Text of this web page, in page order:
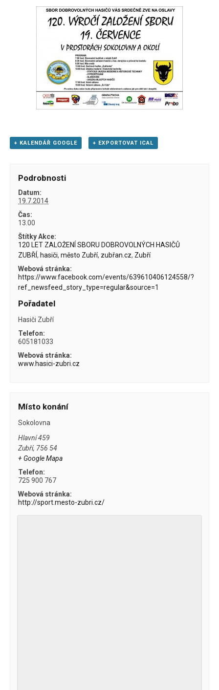
+ KALENDÁŘ GOOGLE + EXPORTOVAT ICAL
Podrobnosti
Datum:
19.7.2014
Čas:
13.00
Štítky Akce:
120 LET ZALOŽENÍ SBORU DOBROVOLNÝCH HASIČŮ
ZUBŘÍ, hasiči,město Zubří, zubřan.cz, Zubří
Webová stránka:
https://www.facebook.com/events/639610406124558/?
ref_newsfeed_story_type=regular&source=1
Pořadatel
Hasiči Zubří
Telefon:
605181033
Webová stránka:
www.hasici-zubri.cz
Místo konání
Sokolovna
Hlavní 459
Zubří, 756 54
+ Google Mapa
Telefon:
725 900 767
Webová stránka:
http://sport.mesto-zubri.cz/